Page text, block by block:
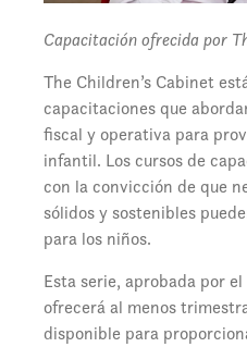
Capacitación ofrecida por
The Children’s Cabinet
capacitaciones que
fiscal y operativa para
infantil. Los cursos de
con la convicción de que
sólidos y sostenibles
para los niños.
Esta serie, aprobada por
ofrecerá al menos
disponible para